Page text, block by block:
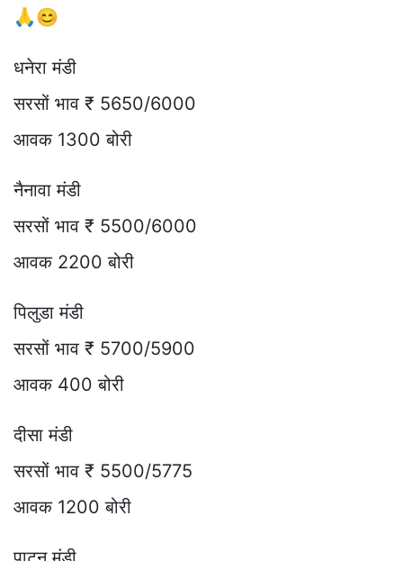
🙏😊
धनेरा मंडी
सरसों भाव ₹ 5650/6000
आवक 1300 बोरी
नैनावा मंडी
सरसों भाव ₹ 5500/6000
आवक 2200 बोरी
पिलुडा मंडी
सरसों भाव ₹ 5700/5900
आवक 400 बोरी
दीसा मंडी
सरसों भाव ₹ 5500/5775
आवक 1200 बोरी